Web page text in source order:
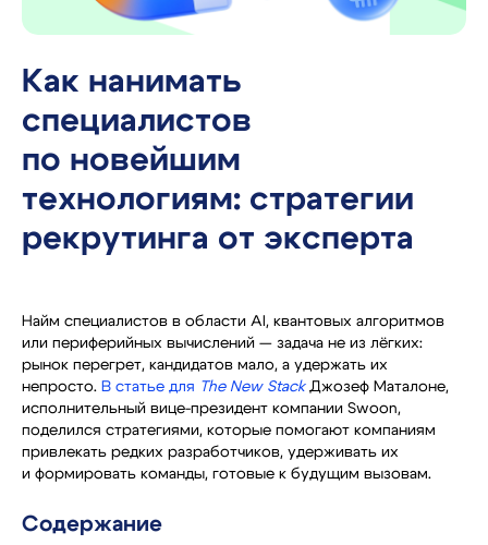
Как нанимать
специалистов
по новейшим
технологиям: стратегии
рекрутинга от эксперта
Найм специалистов в области AI, квантовых алгоритмов
или периферийных вычислений — задача не из лёгких:
рынок перегрет, кандидатов мало, а удержать их
непросто. В статье для The New StackДжозеф Маталоне,
исполнительный вице-президент компании Swoon,
поделился стратегиями, которые помогают компаниям
привлекать редких разработчиков, удерживать их
и формировать команды, готовые к будущим вызовам.
Содержание